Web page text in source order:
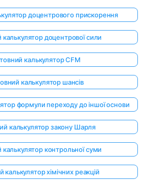
доцентрового прискорення
доцентрової сили
калькулятор CFM
калькулятор шансів
формули переходу до іншої основи
калькулятор закону Шарля
контрольної суми
хімічних реакцій